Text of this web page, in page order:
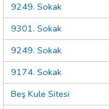
9249. Sokak
9301. Sokak
9249. Sokak
9174. Sokak
Beş Kule Sitesi